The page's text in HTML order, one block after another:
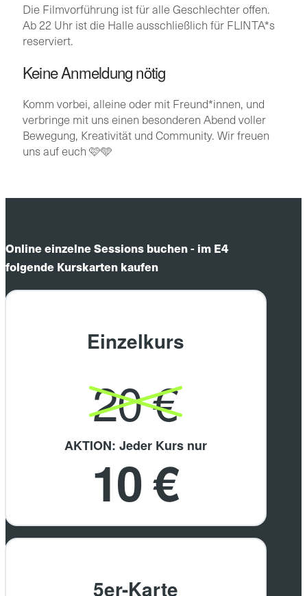
Die Filmvorführung ist für alle Geschlechter offen.
Ab 22 Uhr ist die Halle ausschließlich für FLINTA*s
reserviert.
Keine Anmeldung nötig
Komm vorbei, alleine oder mit Freund*innen, und
verbringe mit uns einen besonderen Abend voller
Bewegung, Kreativität und Community. Wir freuen
uns auf euch 🩷🩵
Online einzelne Sessions buchen - im E4
folgende Kurskarten kaufen
Einzelkurs
20 €
AKTION: Jeder Kurs nur
10 €
5er-Karte